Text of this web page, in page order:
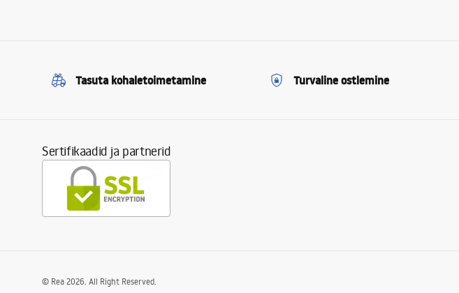
Tasuta kohaletoimetamine Turvaline ostlemine
Sertifikaadid ja partnerid
© Rea 2026. All Right Reserved.